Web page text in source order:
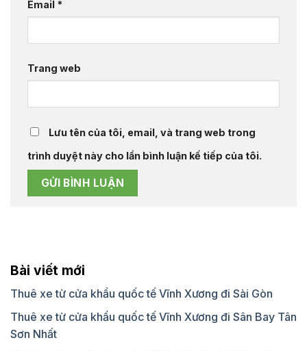
Email *
Trang web
Lưu tên của tôi, email, và trang web trong
trình duyệt này cho lần bình luận kế tiếp của tôi.
Bài viết mới
Thuê xe từ cửa khẩu quốc tế Vĩnh Xương đi Sài Gòn
Thuê xe từ cửa khẩu quốc tế Vĩnh Xương đi Sân Bay Tân
Sơn Nhất